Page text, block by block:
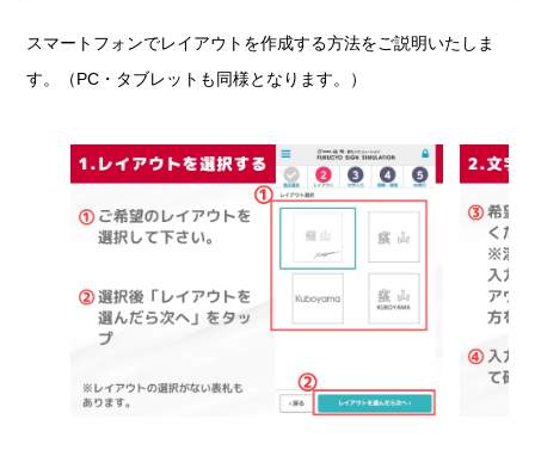
スマートフォンでレイアウトを作成する方法をご説明いたしま
す。（PC・タブレットも同様となります。）